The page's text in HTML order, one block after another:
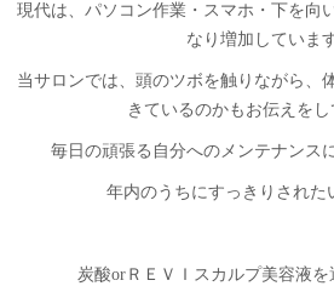
現代は、パソコン作業・スマホ・下を向
なり増加しています
当サロンでは、頭のツボを触りながら、
きているのかもお伝えをし
毎日の頑張る自分へのメンテナンス
年内のうちにすっきりされた
炭酸orＲＥＶＩスカルプ美容液を